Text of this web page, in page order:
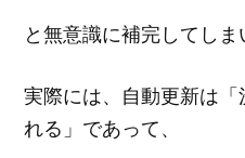
と無意識に補完してしま
実際には、自動更新は
れる」であって、